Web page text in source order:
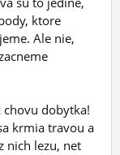
ktore
Ale nie,
dobytka!
krmia travou a
nich lezu, net